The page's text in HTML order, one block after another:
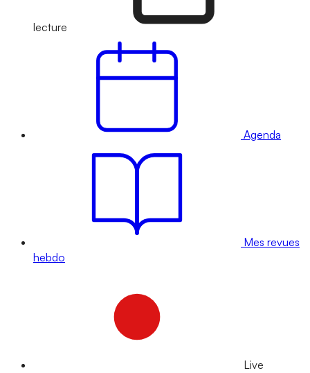
lecture
Agenda
Mes revues
hebdo
Live